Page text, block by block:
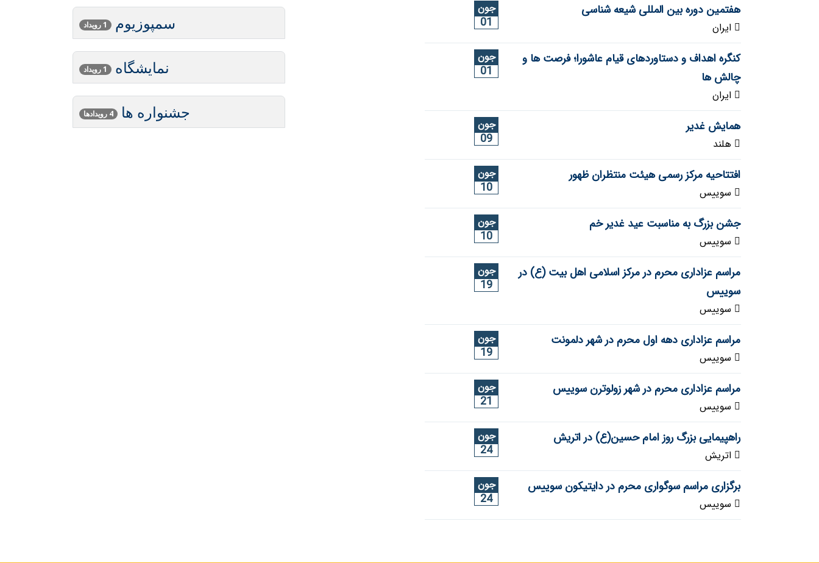
جون
01
هفتمین دوره بین المللی شیعه شناسی
ایران
جون
01
کنگره اهداف و دستاوردهای قیام عاشورا؛ فرصت ها و
چالش ها
ایران
جون
09
همایش غدیر
هلند
جون
10
افتتاحیه مرکز رسمی هیئت منتظران ظهور
سوییس
جون
10
جشن بزرگ به مناسبت عید غدیر خم
سوییس
جون
19
مراسم عزاداری محرم در مرکز اسلامی اهل بیت (ع) در
سوییس
سوییس
جون
19
مراسم عزاداری دهه اول محرم در شهر دلمونت
سوییس
جون
21
مراسم عزاداری محرم در شهر زولوترن سوییس
سوییس
جون
24
راهپیمایی بزرگ روز امام حسین(ع) در اتریش
اتریش
جون
24
برگزاری مراسم سوگواری محرم در دایتیکون سوییس
سوییس
سمپوزیوم 1 رویداد
نمایشگاه 1 رویداد
جشنواره ها 4 رویدادها